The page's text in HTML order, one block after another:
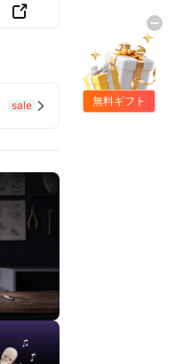

sale  無料ギフト